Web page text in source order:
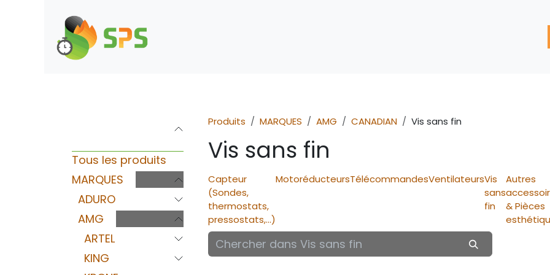
Tous les produits
MARQUES
ADURO
AMG
ARTEL
KING
Produits MARQUES AMG CANADIAN Vis sans fin
Vis sans fin
Capteur
(Sondes,
thermostats,
pressostats,...)
MotoréducteursTélécommandesVentilateursVis
sans
fin
Autres
& Pièces